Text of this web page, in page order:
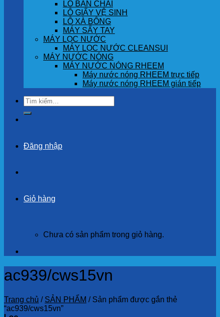
LÔ BÀN CHẢI
LÔ GIẤY VỆ SINH
LÔ XÀ BÔNG
MÁY SẤY TAY
MÁY LỌC NƯỚC
MÁY LỌC NƯỚC CLEANSUI
MÁY NƯỚC NÓNG
MÁY NƯỚC NÓNG RHEEM
Máy nước nóng RHEEM trực tiếp
Máy nước nóng RHEEM gián tiếp
Tìm
kiếm:
Đăng nhập
Giỏ hàng
Chưa có sản phẩm trong giỏ hàng.
ac939/cws15vn
Trang chủ / SẢN PHẨM /Sản phẩm được gắn thẻ
“ac939/cws15vn”